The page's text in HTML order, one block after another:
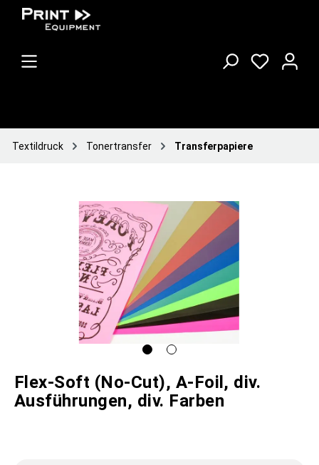
Textildruck Tonertransfer Transferpapiere
Flex-Soft (No-Cut), A-Foil, div.
Ausführungen, div. Farben